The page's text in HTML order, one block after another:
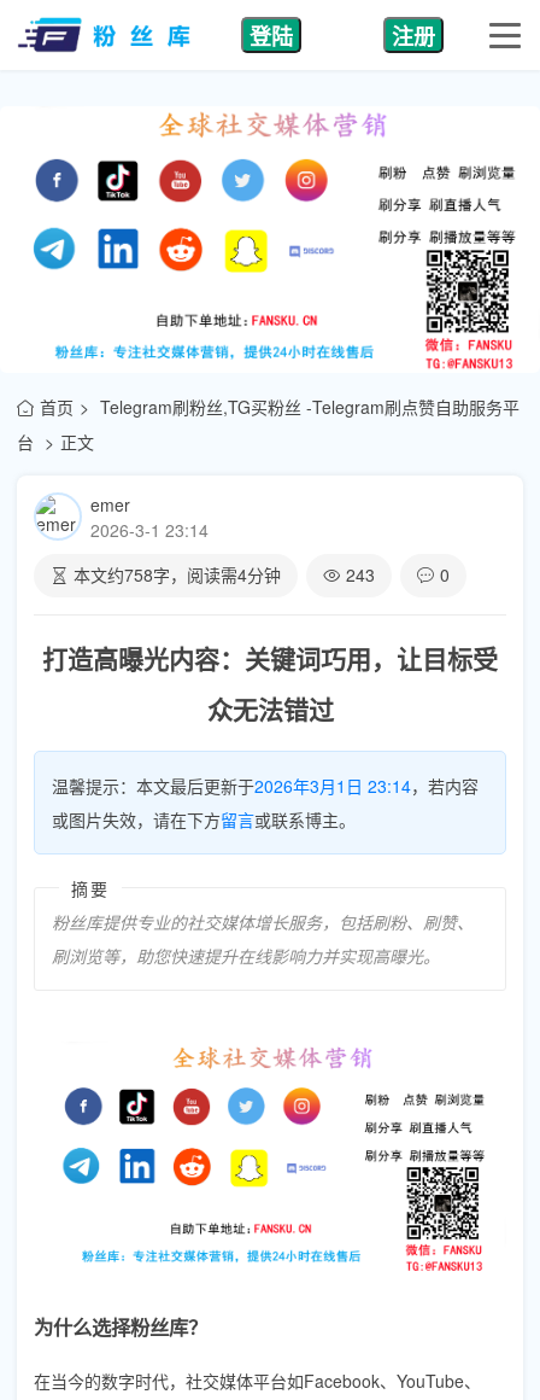
登陆 注册
首页
Telegram刷粉丝,TG买粉丝 -Telegram刷点赞自助服务平
台
正文
emer
2026-3-1 23:14
本文约758字，阅读需4分钟 243 0
打造高曝光内容：关键词巧用，让目标受
众无法错过
温馨提示：本文最后更新于2026年3月1日 23:14，若内容
或图片失效，请在下方留言或联系博主。
摘要
粉丝库提供专业的社交媒体增长服务，包括刷粉、刷赞、
刷浏览等，助您快速提升在线影响力并实现高曝光。
为什么选择粉丝库？
在当今的数字时代，社交媒体平台如Facebook、YouTube、